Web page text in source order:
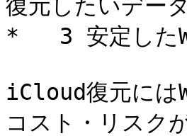
復元したいデー
*   3 安定した
iCloud復元には
コスト・リスク